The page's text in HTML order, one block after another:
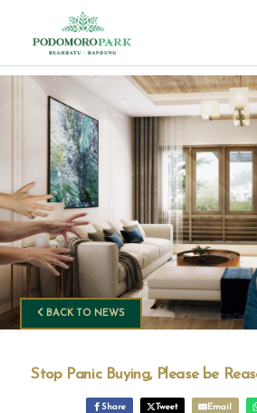
BACK TO NEWS
Stop Panic Buying, Please be
Share Tweet Email